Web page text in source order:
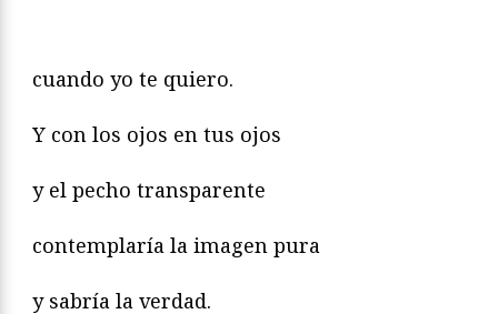
cuando yo te quiero.
Y con los ojos en tus ojos
y el pecho transparente
contemplaría la imagen pura
y sabría la verdad.